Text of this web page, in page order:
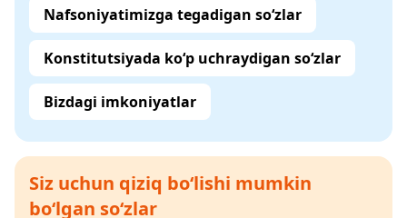
Nafsoniyatimizga tegadigan so‘zlar
Konstitutsiyada ko‘p uchraydigan so‘zlar
Bizdagi imkoniyatlar
Siz uchun qiziq bo‘lishi mumkin
bo‘lgan so‘zlar